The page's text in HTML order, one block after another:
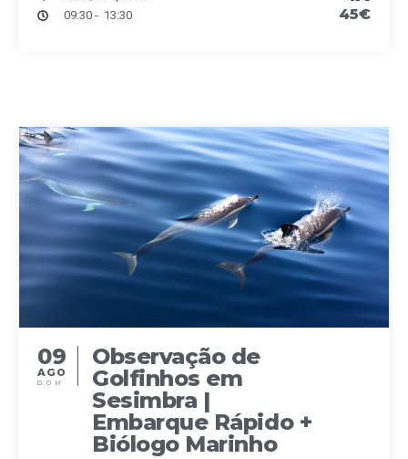
n
d
V
i
e
w
09:30 - 13:30
45€
09
AGO
DOM
Observação de
Golfinhos em
Sesimbra |
Embarque Rápido +
Biólogo Marinho